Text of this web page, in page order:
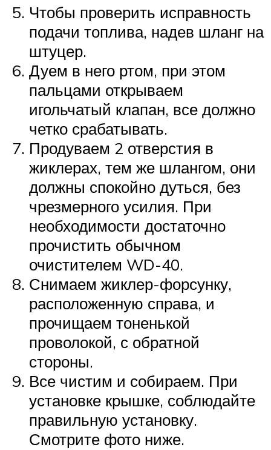
Чтобы проверить исправность
подачи топлива, надев шланг на
штуцер.
Дуем в него ртом, при этом
пальцами открываем
игольчатый клапан, все должно
четко срабатывать.
Продуваем 2 отверстия в
жиклерах, тем же шлангом, они
должны спокойно дуться, без
чрезмерного усилия. При
необходимости достаточно
прочистить обычном
очистителем WD-40.
Снимаем жиклер-форсунку,
расположенную справа, и
прочищаем тоненькой
проволокой, с обратной
стороны.
Все чистим и собираем. При
установке крышке, соблюдайте
правильную установку.
Смотрите фото ниже.